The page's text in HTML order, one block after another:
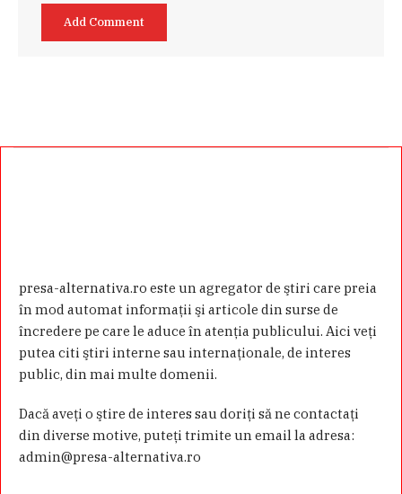
presa-alternativa.ro este un agregator de ştiri care preia
în mod automat informaţii şi articole din surse de
încredere pe care le aduce în atenţia publicului. Aici veţi
putea citi ştiri interne sau internaţionale, de interes
public, din mai multe domenii.
Dacă aveţi o ştire de interes sau doriţi să ne contactaţi
din diverse motive, puteţi trimite un email la adresa:
admin@presa-alternativa.ro